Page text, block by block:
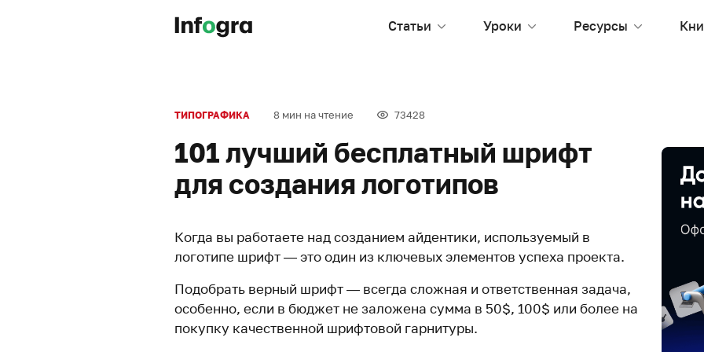
Статьи Уроки Ресурсы
ТИПОГРАФИКА 8 мин на чтение 73428
101 лучший бесплатный шрифт
для создания логотипов
Когда вы работаете над созданием айдентики, используемый в
логотипе шрифт — это один из ключевых элементов успеха проекта.
Подобрать верный шрифт — всегда сложная и ответственная задача,
особенно, если в бюджет не заложена сумма в 50$, 100$ или более на
покупку качественной шрифтовой гарнитуры.